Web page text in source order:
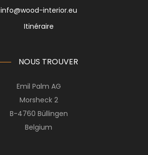
info@wood-interior.eu
Itinéraire
NOUS TROUVER
Emil Palm AG
Morsheck 2
B-4760 Büllingen
Belgium